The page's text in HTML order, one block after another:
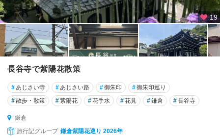
鶴
・
湯
河
原
箱
根
19
長谷寺で紫陽花散策
# あじさい寺 # あじさい路 #御朱印 #御朱印巡り
#散歩・散策 #紫陽花 #花手水 #花見 #鎌倉 #長谷寺
鎌倉
旅行記グループ 鎌倉紫陽花巡り 2026年